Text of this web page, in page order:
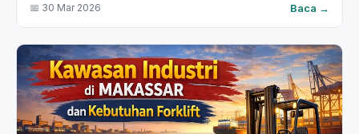
📅 30 Mar 2026 Baca →